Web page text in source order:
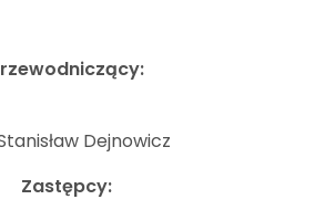
Dejnowicz
Zastępcy: